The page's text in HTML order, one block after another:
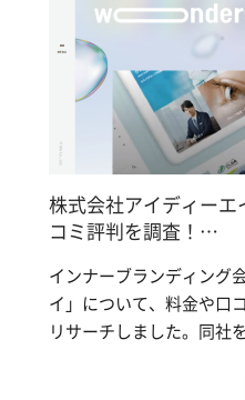
株式会社アイディー
コミ評判を調査！…
インナーブランディング
イ」について、料金や口
リサーチしました。同社